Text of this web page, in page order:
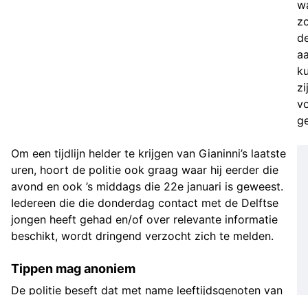
Om een tijdlijn helder te krijgen van Gianinni’s laatste
uren, hoort de politie ook graag waar hij eerder die
avond en ook ’s middags die 22e januari is geweest.
Iedereen die die donderdag contact met de Delftse
jongen heeft gehad en/of over relevante informatie
beschikt, wordt dringend verzocht zich te melden.
Tippen mag anoniem
De politie beseft dat met name leeftijdsgenoten van